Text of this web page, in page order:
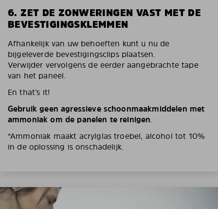
6. ZET DE ZONWERINGEN VAST MET DE
BEVESTIGINGSKLEMMEN
Afhankelijk van uw behoeften kunt u nu de
bijgeleverde bevestigingsclips plaatsen.
Verwijder vervolgens de eerder aangebrachte tape
van het paneel.
En that’s it!
Gebruik geen agressieve schoonmaakmiddelen met
ammoniak om de panelen te reinigen.
*Ammoniak maakt acrylglas troebel, alcohol tot 10%
in de oplossing is onschadelijk.